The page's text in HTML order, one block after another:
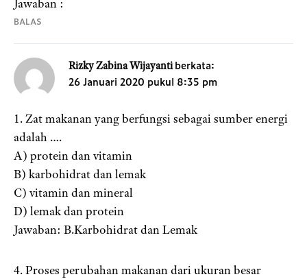
Jawaban :
BALAS
Rizky Zabina Wijayanti berkata:
26 Januari 2020 pukul 8:35 pm
1. Zat makanan yang berfungsi sebagai sumber energi
adalah ….
A) protein dan vitamin
B) karbohidrat dan lemak
C) vitamin dan mineral
D) lemak dan protein
Jawaban: B.Karbohidrat dan Lemak
4. Proses perubahan makanan dari ukuran besar